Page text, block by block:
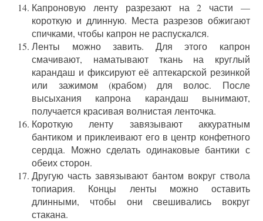
Капроновую ленту разрезают на 2 части —
короткую и длинную. Места разрезов обжигают
спичками, чтобы капрон не распускался.
Ленты можно завить. Для этого капрон
смачивают, наматывают ткань на круглый
карандаш и фиксируют её аптекарской резинкой
или зажимом (крабом) для волос. После
высыхания капрона карандаш вынимают,
получается красивая волнистая ленточка.
Короткую ленту завязывают аккуратным
бантиком и приклеивают его в центр конфетного
сердца. Можно сделать одинаковые бантики с
обеих сторон.
Другую часть завязывают бантом вокруг ствола
топиария. Концы ленты можно оставить
длинными, чтобы они свешивались вокруг
стакана.